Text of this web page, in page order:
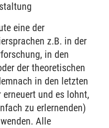
eine der
z.B. in der
in den
der theoretischen
in den letzten
und es lohnt,
zu erlernenden)
Alle